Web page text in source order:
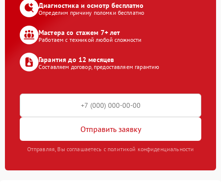
Диагностика и осмотр бесплатно
Определим причину поломки бесплатно
Мастера со стажем 7+ лет
Работаем с техникой любой сложности
Гарантия до 12 месяцев
Составляем договор, предоставляем гарантию
Отправить заявку
Отправляя, Вы соглашаетесь с политикой конфиденциальности